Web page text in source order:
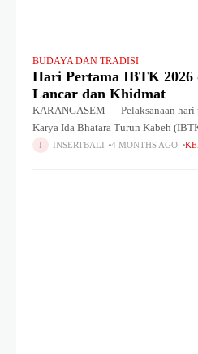
BUDAYA DAN TRADISI
Hari Pertama IBTK 2026
Lancar dan Khidmat
KARANGASEM — Pelaksanaan hari
Karya Ida Bhatara Turun Kabeh
Besakih berlangsung lancar dan
INSERTBALI 4 MONTHS AGO